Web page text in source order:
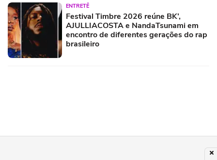
ENTRETÊ
Festival Timbre 2026 reúne BK’,
AJULLIACOSTA e NandaTsunami em
encontro de diferentes gerações do rap
brasileiro